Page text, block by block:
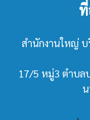
ที่
สำนักงานใหญ่
17/5 หมู่3 ตำบล